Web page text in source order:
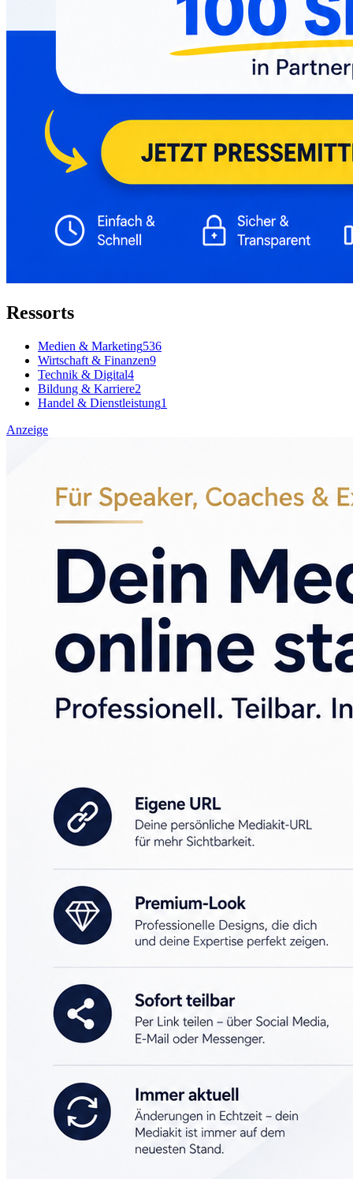
Ressorts
Medien & Marketing536
Wirtschaft & Finanzen9
Technik & Digital4
Bildung & Karriere2
Handel & Dienstleistung1
Anzeige